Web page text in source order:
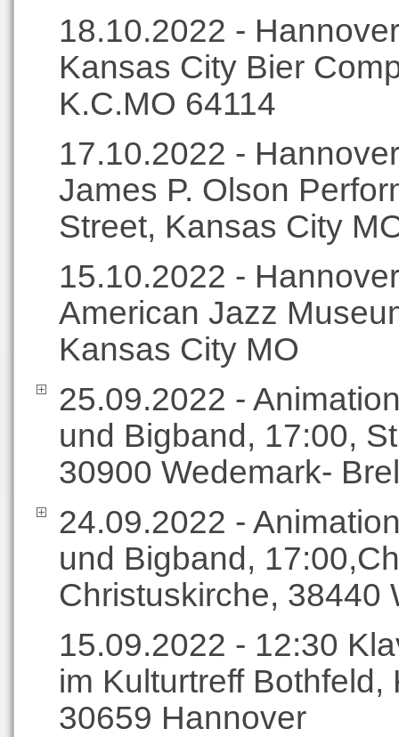
18.10.2022 -
Kansas City Bier
K.C.MO 64114
17.10.2022 -
James P. Olson
Street, Kansas City
15.10.2022 -
American Jazz
Kansas City MO
25.09.2022 -
und Bigband, 17:00,
30900 Wedemark-
24.09.2022 -
und Bigband,
Christuskirche, 38440
15.09.2022 - 12:30
im Kulturtreff
30659 Hannover